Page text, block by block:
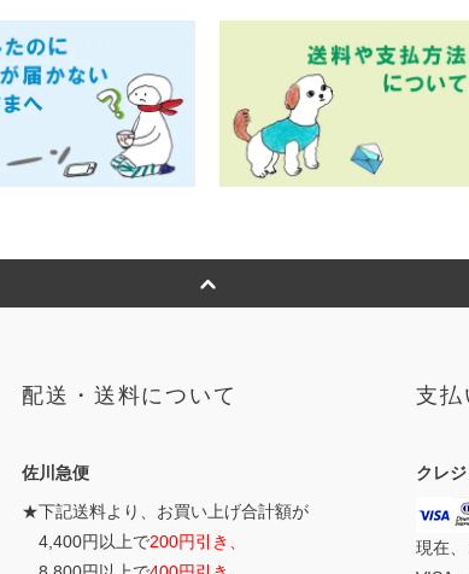
配送・送料について
佐川急便
★下記送料より、お買い上げ合計額が
4,400円以上で200円引き、
支払
クレ
現在、